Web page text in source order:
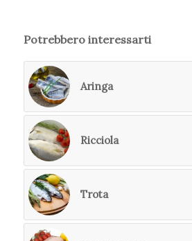
Potrebbero interessarti
Aringa
Ricciola
Trota